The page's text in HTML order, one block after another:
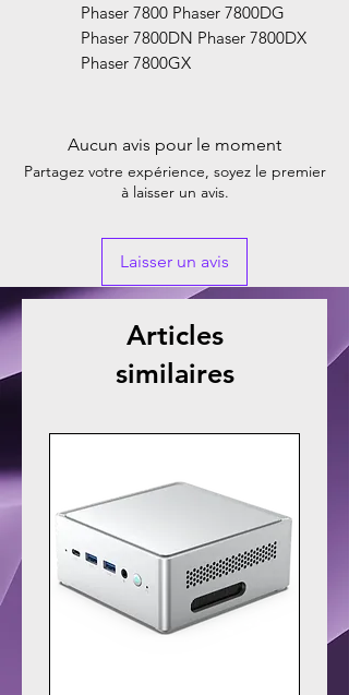
Phaser 7800 Phaser 7800DG
Phaser 7800DN Phaser 7800DX
Phaser 7800GX
Aucun avis pour le moment
Partagez votre expérience, soyez le premier
à laisser un avis.
Laisser un avis
Articles
similaires